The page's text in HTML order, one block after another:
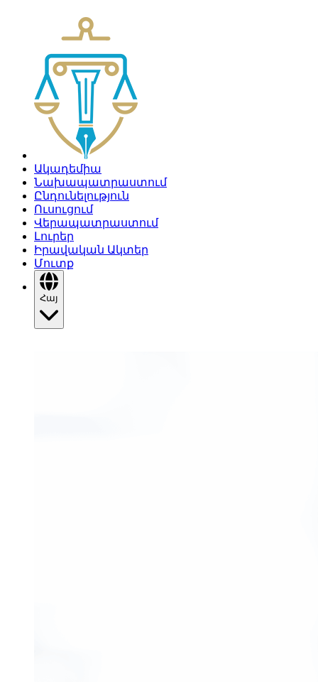
Ակադեմիա
Նախապատրաստում
Ընդունելություն
Ուսուցում
Վերապատրաստում
Լուրեր
Իրավական Ակտեր
Մուտք
Հայ